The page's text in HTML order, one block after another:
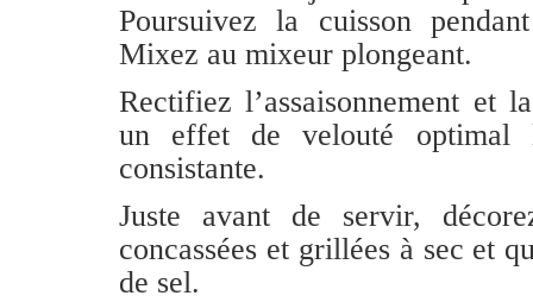
Poursuivez la cuisson
Mixez au mixeur plongeant.
Rectifiez l’assaisonnement et
un effet de velouté optimal
consistante.
Juste avant de servir,
concassées et grillées à sec et
de sel.